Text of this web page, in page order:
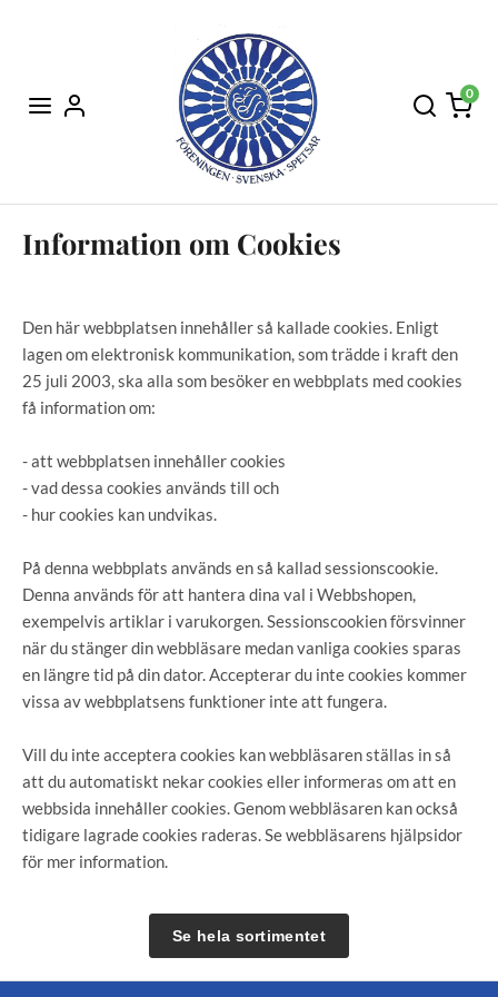
0
Information om Cookies
Den här webbplatsen innehåller så kallade cookies. Enligt
lagen om elektronisk kommunikation, som trädde i kraft den
25 juli 2003, ska alla som besöker en webbplats med cookies
få information om:
- att webbplatsen innehåller cookies
- vad dessa cookies används till och
- hur cookies kan undvikas.
På denna webbplats används en så kallad sessionscookie.
Denna används för att hantera dina val i Webbshopen,
exempelvis artiklar i varukorgen. Sessionscookien försvinner
när du stänger din webbläsare medan vanliga cookies sparas
en längre tid på din dator. Accepterar du inte cookies kommer
vissa av webbplatsens funktioner inte att fungera.
Vill du inte acceptera cookies kan webbläsaren ställas in så
att du automatiskt nekar cookies eller informeras om att en
webbsida innehåller cookies. Genom webbläsaren kan också
tidigare lagrade cookies raderas. Se webbläsarens hjälpsidor
för mer information.
Se hela sortimentet